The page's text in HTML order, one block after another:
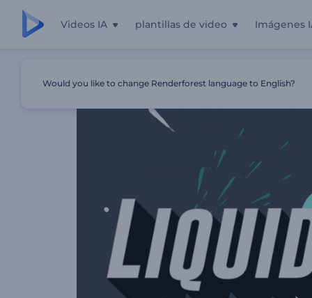
Videos IA plantillas de video Imágenes
Would you like to change Renderforest language to English?